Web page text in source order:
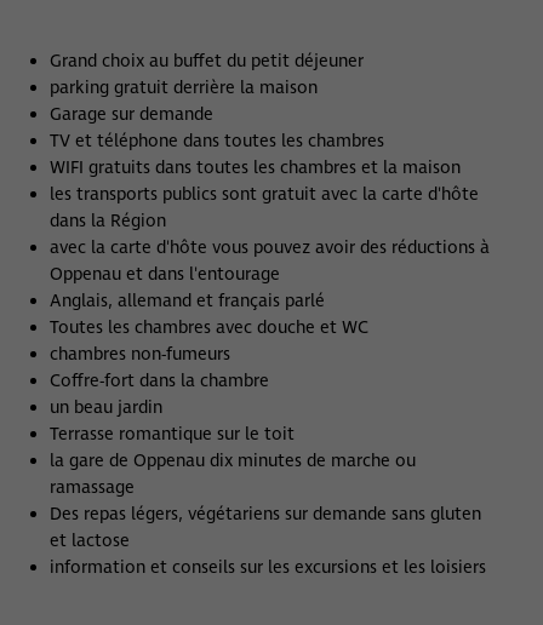
Grand choix au buffet du petit déjeuner
parking gratuit derrière la maison
Garage sur demande
TV et téléphone dans toutes les chambres
WIFI gratuits dans toutes les chambres et la maison
les transports publics sont gratuit avec la carte d'hôte
dans la Région
avec la carte d'hôte vous pouvez avoir des réductions à
Oppenau et dans l'entourage
Anglais, allemand et français parlé
Toutes les chambres avec douche et WC
chambres non-fumeurs
Coffre-fort dans la chambre
un beau jardin
Terrasse romantique sur le toit
la gare de Oppenau dix minutes de marche ou
ramassage
Des repas légers, végétariens sur demande sans gluten
et lactose
information et conseils sur les excursions et les loisiers